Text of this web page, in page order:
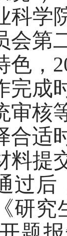
科学
会
，
完成
审核
合适
料提
过后
研